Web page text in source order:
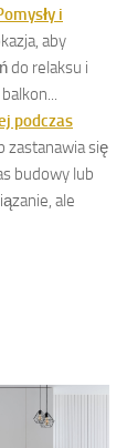
i
aby
do relaksu i
podczas
zastanawia się
budowy lub
ale